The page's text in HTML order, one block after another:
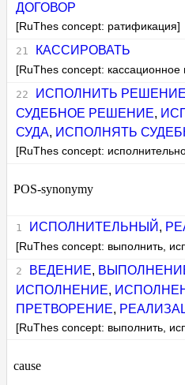
ДОГОВОР
[RuThes concept: ратификация]
КАССИРОВАТЬ
[RuThes concept: кассационное
ИСПОЛНИТЬ
СУДЕБНОЕ РЕШЕНИЕ,
СУДА, ИСПОЛНЯТЬ
[RuThes concept:
POS-synonymy
ИСПОЛНИТЕЛЬНЫЙ ,
[RuThes concept: выполнить,
ВЕДЕНИЕ,
ИСПОЛНЕНИЕ,
ПРЕТВОРЕНИЕ,
[RuThes concept: выполнить,
cause